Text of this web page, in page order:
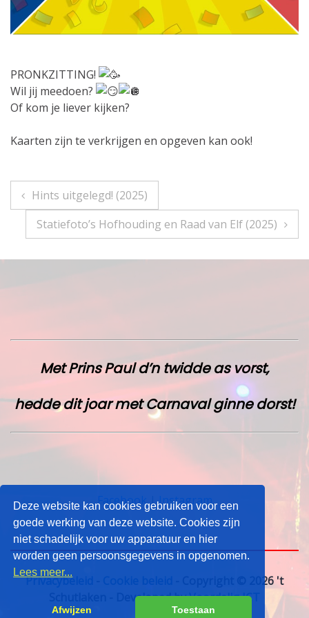
PRONKZITTING!
Wil jij meedoen?
Of kom je liever kijken?
Kaarten zijn te verkrijgen en opgeven kan ook!
Bericht
navigatie
Hints uitgelegd! (2025)
Statiefoto’s Hofhouding en Raad van Elf (2025)
Met Prins Paul d’n twidde as vorst,
hedde dit joar met Carnaval ginne dorst!
Facebook|Instagram
Privacybeleid
- Copyright © 2026 't
Schutlaken - Developed byVoordelig ICT
Deze website kan cookies gebruiken voor een
goede werking van deze website. Cookies zijn
niet schadelijk voor uw apparatuur en hier
worden geen persoonsgegevens in opgenomen.
Lees meer...
Afwijzen Toestaan